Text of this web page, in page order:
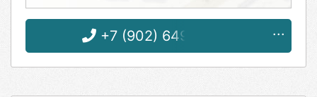
+7 (902) 649-99-64